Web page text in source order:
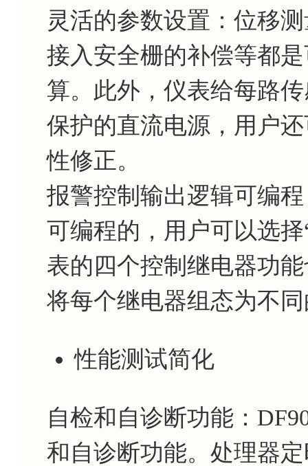
灵活的参数设置：位移
接入安全栅的补偿等都
算。此外，仪表给每路
保护的直流电源，用户
性修正。
报警控制输出逻辑可编
可编程的，用户可以选
表的四个控制继电器功
将每个继电器组态为不
性能测试简化
自检和自诊断功能：
和自诊断功能。处理器